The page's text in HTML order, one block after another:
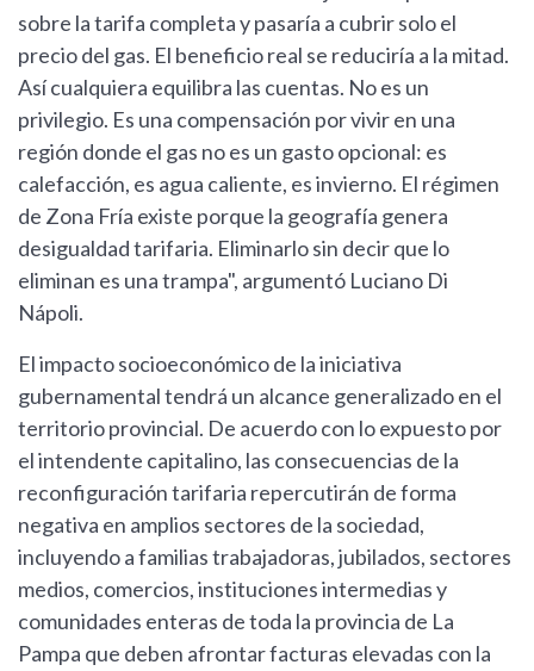
sobre la tarifa completa y pasaría a cubrir solo el
precio del gas. El beneficio real se reduciría a la mitad.
Así cualquiera equilibra las cuentas. No es un
privilegio. Es una compensación por vivir en una
región donde el gas no es un gasto opcional: es
calefacción, es agua caliente, es invierno. El régimen
de Zona Fría existe porque la geografía genera
desigualdad tarifaria. Eliminarlo sin decir que lo
eliminan es una trampa", argumentó Luciano Di
Nápoli.
El impacto socioeconómico de la iniciativa
gubernamental tendrá un alcance generalizado en el
territorio provincial. De acuerdo con lo expuesto por
el intendente capitalino, las consecuencias de la
reconfiguración tarifaria repercutirán de forma
negativa en amplios sectores de la sociedad,
incluyendo a familias trabajadoras, jubilados, sectores
medios, comercios, instituciones intermedias y
comunidades enteras de toda la provincia de La
Pampa que deben afrontar facturas elevadas con la